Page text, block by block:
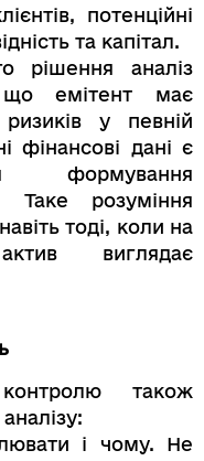
потенційні
та капітал.
рішення аналіз
що емітент має
у певній
фінансові дані є
формування
Таке розуміння
тоді, коли на
виглядає
також
і чому. Не